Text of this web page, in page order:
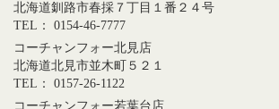
北海道釧路市春採７丁目１番２４号
TEL： 0154-46-7777
コーチャンフォー北見店
北海道北見市並木町５２１
TEL： 0157-26-1122
コーチャンフォー若葉台店